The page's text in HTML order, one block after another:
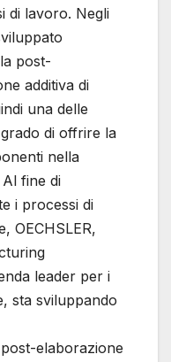
di lavoro. Negli
post-
additiva di
una delle
di offrire la
nella
fine di
i processi di
OECHSLER,
leader per i
sta sviluppando
elaborazione